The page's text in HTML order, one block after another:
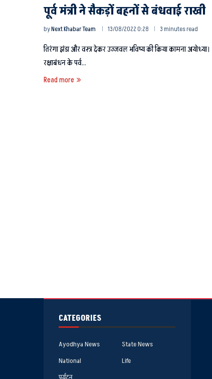
पूर्व मंत्री ने सैकड़ों बहनों से बंधवाई राखी
byNext Khabar Team 13/08/2022 0:28 3 minutes read
तिरंगा झंडा और वस्त्र देकर उज्जवल भविष्य की किया कामना अयोध्या।
रक्षाबंधन के पर्व…
Read more
CATEGORIES
Ayodhya News
State News
National
Life